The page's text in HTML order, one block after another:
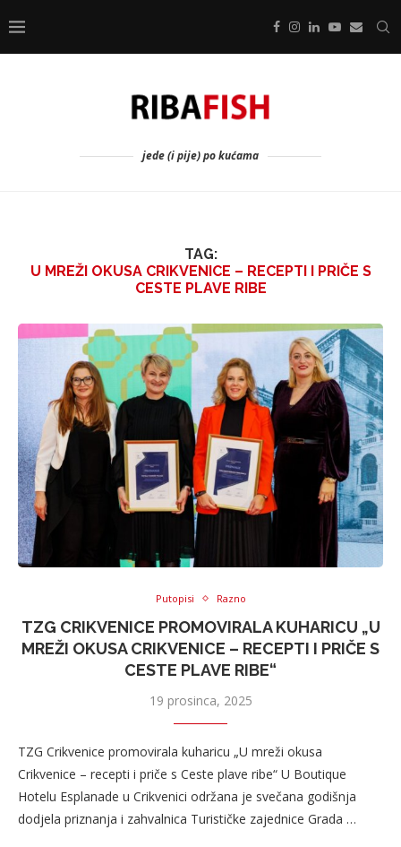
jede (i pije) po kućama
TAG:
U MREŽI OKUSA CRIKVENICE – RECEPTI I PRIČE S
CESTE PLAVE RIBE
Putopisi Razno
TZG CRIKVENICE PROMOVIRALA KUHARICU „U
MREŽI OKUSA CRIKVENICE – RECEPTI I PRIČE S
CESTE PLAVE RIBE“
19 prosinca, 2025
TZG Crikvenice promovirala kuharicu „U mreži okusa
Crikvenice – recepti i priče s Ceste plave ribe“ U Boutique
Hotelu Esplanade u Crikvenici održana je svečana godišnja
dodjela priznanja i zahvalnica Turističke zajednice Grada …